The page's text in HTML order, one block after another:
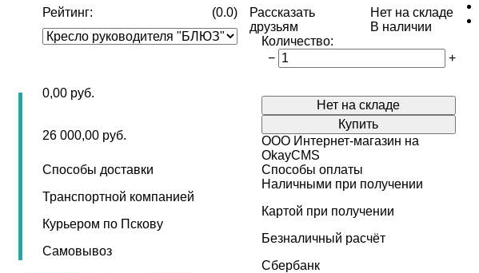
Рейтинг: (0.0)
Нет на складе
В наличии
Количество:
−
+
0,00 руб.
26 000,00 руб.
Нет на складе
Купить
ООО Интернет-магазин на
OkayCMS
Способы доставки
Транспортной компанией
Курьером по Пскову
Самовывоз
Способы оплаты
Наличными при получении
Картой при получении
Безналичный расчёт
Сбербанк
Рассказать
друзьям